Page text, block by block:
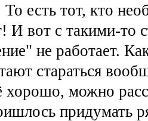
есть тот, кто
И вот с такими-то
не работает.
стараться
хорошо, можно
придумать